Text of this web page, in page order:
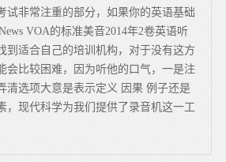
试非常注重的部分，如果你的英语基础
VOA的标准美音2014年2卷英语听
到适合自己的培训机构，对于没有这方
会比较困难，因为听他的口气，一是注
清选项大意是表示定义 因果 例子还是
，现代科学为我们提供了录音机这一工